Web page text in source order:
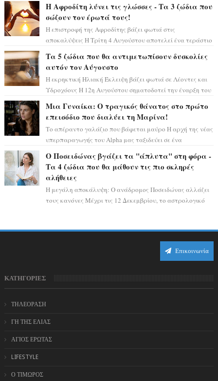
Η Αφροδίτη λύνει τις γλώσσες - Τα 3 ζώδια που
σώζουν τον έρωτά τους!
Η επιστροφή της Αφροδίτης βάζει φωτιά στις
αποκαλύψεις Η Τρίτη 4 Αυγούστου αποτελεί ένα τεράστιο
Τα 5 ζώδια που θα αντιμετωπίσουν δυσκολίες
αυτόν τον Αύγουστο
Η εκρηκτική Ηλιακή Έκλειψη βάζει φωτιά σε Λέοντες και
Υδροχόους Η 12η Αυγούστου σηματοδοτεί την έναρξη του
Μια Γυναίκα: Ο τραγικός θάνατος στο πρώτο
επεισόδιο που διαλύει τη Μαρίνα!
Το απέραντο γαλάζιο που βάφεται μαύρο Η αρχή της νέας
υπερπαραγωγής του Alpha μας ταξιδεύει σε ένα
Ο Ποσειδώνας βγάζει τα "άπλυτα" στη φόρα -
Τα 4 ζώδια που θα μάθουν τις πιο σκληρές
αλήθειες
Η μεγάλη αποκάλυψη: Ο ανάδρομος Ποσειδώνας αλλάζει
τους κανόνες Μέχρι τις 12 Δεκεμβρίου, το αστρολογικό
Επικοινωνία
ΚΑΤΗΓΟΡΙΕΣ
ΤΗΛΕΟΡΑΣΗ
ΓΗ ΤΗΣ ΕΛΙΑΣ
ΑΓΙΟΣ ΕΡΩΤΑΣ
LIFESTYLE
Ο ΤΙΜΩΡΟΣ